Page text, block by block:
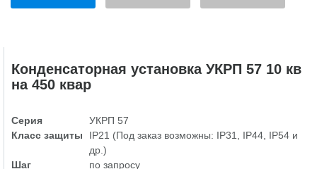
Конденсаторная установка УКРП 57 10 кв
на 450 квар
Серия
УКРП 57
Класс защиты
IP21 (Под заказ возможны: IP31, IP44, IP54 и
др.)
Шаг
по запросу